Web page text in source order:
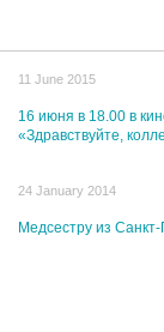
11 June 2015
16 июня в 18.00 в
«Здравствуйте,
24 January 2014
Медсестру из